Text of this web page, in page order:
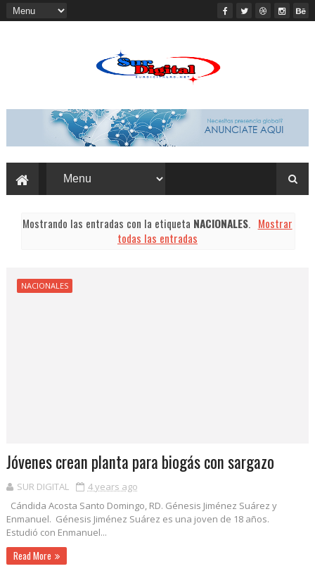
Mostrando las entradas con la etiqueta NACIONALES. Mostrar
todas las entradas
NACIONALES
Jóvenes crean planta para biogás con sargazo
SUR DIGITAL
4 years ago
Cándida Acosta Santo Domingo, RD. Génesis Jiménez Suárez y
Enmanuel. Génesis Jiménez Suárez es una joven de 18 años.
Estudió con Enmanuel...
Read More